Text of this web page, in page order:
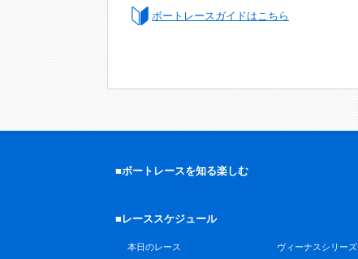
ボートレースガイドはこちら
■ボートレースを知る楽しむ
■レーススケジュール
本日のレース ヴィーナスシリーズ